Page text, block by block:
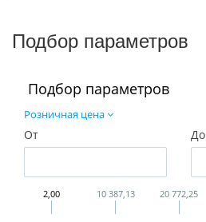
Подбор параметров
Подбор параметров
Розничная цена
От До
2,00 10 387,13 20 772,25